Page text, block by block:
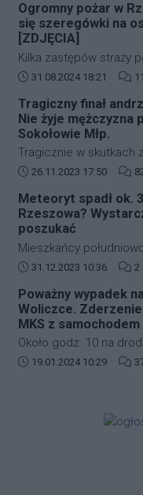
obowiązywać będą
restrykcyjne zasady
lotniczego. Decyzja ta
na wniosek Dowództwa
Rodzajów Sił
strefę ograniczonej
Ogromny pożar w
się szeregówki na
[ZDJĘCIA]
Kilka zastępów straży
duży pożar budynków
kardynała Karola
rzeszowskim osiedlu
Data dodania artykułu:
31.08.2024 18:21 11
Tragiczny finał
Nie żyje mężczyzna
Sokołowie Młp.
Tragicznie w skutkach
andrzejkowa noc w
mężczyzna. Zmarł w
szpitala.
Data dodania artykułu:
26.11.2023 17:50
Meteoryt spadł ok.
Rzeszowa?
poszukać
Mieszkańcy
Polski kilkanaście dni
Świadkowie zdarzenia
najpierw usłyszeli
następnie zobaczyli
która przeleciała
Data dodania artykułu:
31.12.2023 10:36 2
Poważny wypadek
Woliczce.
MKS z samochodem
Około godz. 10 na
w Woliczce w gminie
Data dodania artykułu:
19.01.2024 10:29